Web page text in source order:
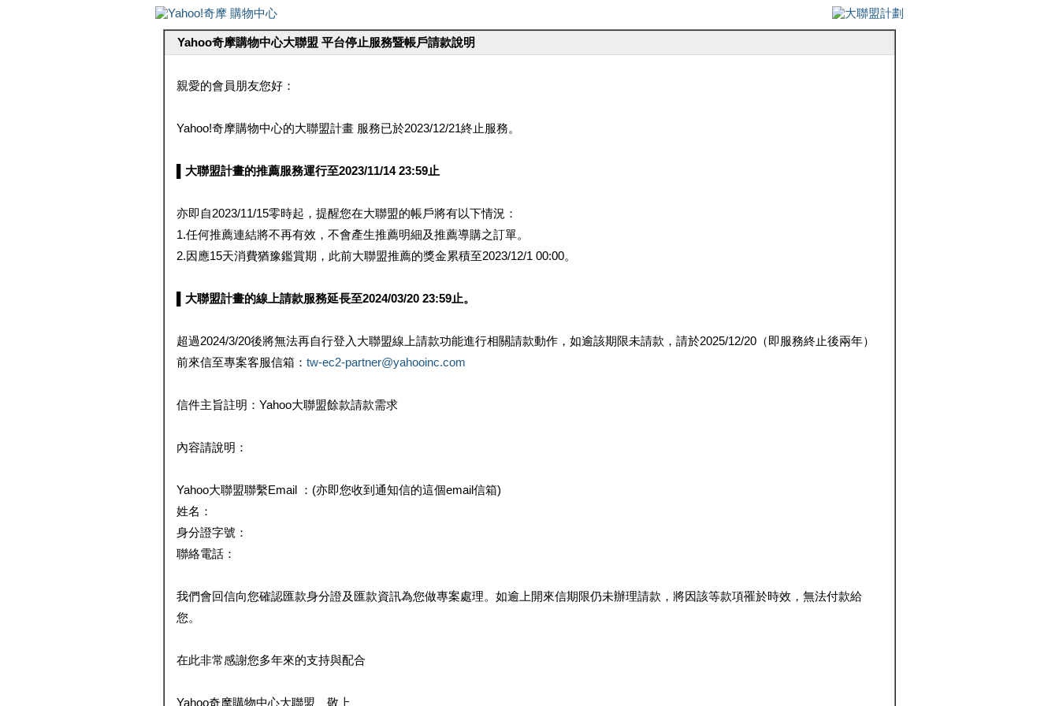
Yahoo奇摩購物中心大聯盟 平台停止服務暨帳戶請款說明
親愛的會員朋友您好：
Yahoo!奇摩購物中心的大聯盟計畫 服務已於2023/12/21終止服務。
▌大聯盟計畫的推薦服務運行至2023/11/14 23:59止
亦即自2023/11/15零時起，提醒您在大聯盟的帳戶將有以下情況：
1.任何推薦連結將不再有效，不會產生推薦明細及推薦導購之訂單。
2.因應15天消費猶豫鑑賞期，此前大聯盟推薦的獎金累積至2023/12/1 00:00。
▌大聯盟計畫的線上請款服務延長至2024/03/20 23:59止。
超過2024/3/20後將無法再自行登入大聯盟線上請款功能進行相關請款動作，如逾該期限未請款，請於2025/12/20（即服務終止後兩年）
前來信至專案客服信箱： tw-ec2-partner@yahooinc.com
信件主旨註明：Yahoo大聯盟餘款請款需求
內容請說明：
Yahoo大聯盟聯繫Email ：(亦即您收到通知信的這個email信箱)
姓名：
身分證字號：
聯絡電話：
我們會回信向您確認匯款身分證及匯款資訊為您做專案處理。如逾上開來信期限仍未辦理請款，將因該等款項罹於時效，無法付款給
您。
在此非常感謝您多年來的支持與配合
Yahoo奇摩購物中心大聯盟 敬上